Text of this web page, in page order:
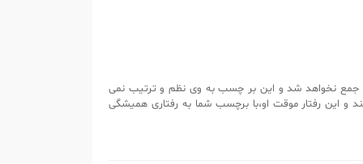
جمع نخواهد شد و این بر چسب به وی نظم و ترتیب نمی
این رفتار موقت او،با برچسب شما به رفتاری همیشگی